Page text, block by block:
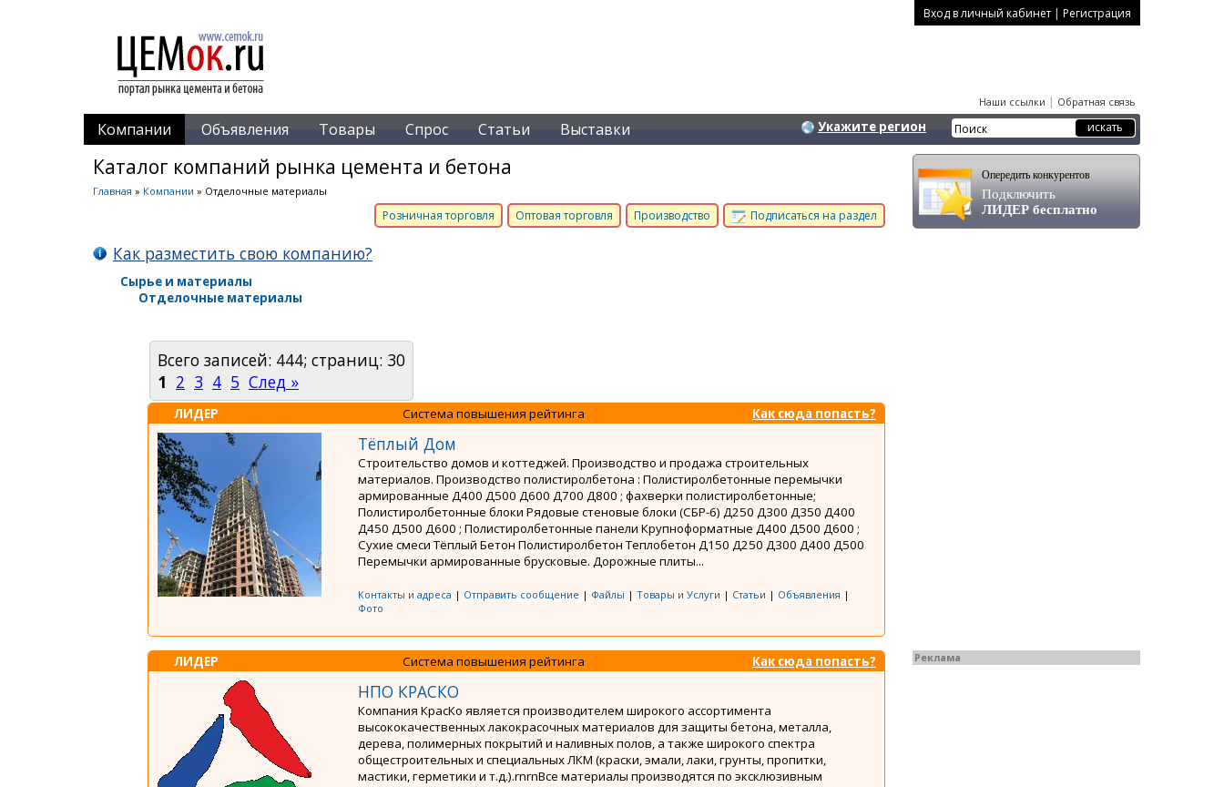
Вход в личный кабинет | Регистрация
Наши ссылки | Обратная связь
Компании Объявления Товары Спрос Статьи Выставки Укажите регион
Каталог компаний рынка цемента и бетона
Главная » Компании » Отделочные материалы
Розничная торговля Оптовая торговля Производство Подписаться на раздел
Как разместить свою компанию?
Сырье и материалы
Отделочные материалы
Всего записей: 444; страниц: 30
1 2 3 4 5 След »
ЛИДЕР Система повышения рейтинга Как сюда попасть?
Тёплый Дом
Строительство домов и коттеджей. Производство и продажа строительных
материалов. Производство полистиролбетона : Полистиролбетонные перемычки
армированные Д400 Д500 Д600 Д700 Д800 ; фахверки полистиролбетонные;
Полистиролбетонные блоки Рядовые стеновые блоки (СБР-6) Д250 Д300 Д350 Д400
Д450 Д500 Д600 ; Полистиролбетонные панели Крупноформатные Д400 Д500 Д600 ;
Сухие смеси Тёплый Бетон Полистиролбетон Теплобетон Д150 Д250 Д300 Д400 Д500
Перемычки армированные брусковые. Дорожные плиты...
Контакты и адреса | Отправить сообщение | Файлы | Товары и Услуги | Статьи | Объявления |
Фото
ЛИДЕР Система повышения рейтинга Как сюда попасть?
НПО КРАСКО
Компания КрасКо является производителем широкого ассортимента
высококачественных лакокрасочных материалов для защиты бетона, металла,
дерева, полимерных покрытий и наливных полов, а также широкого спектра
общестроительных и специальных ЛКМ (краски, эмали, лаки, грунты, пропитки,
мастики, герметики и т.д.).rnrnВсе материалы производятся по эксклюзивным
Опередить конкурентов
Подключить
ЛИДЕР бесплатно
Реклама